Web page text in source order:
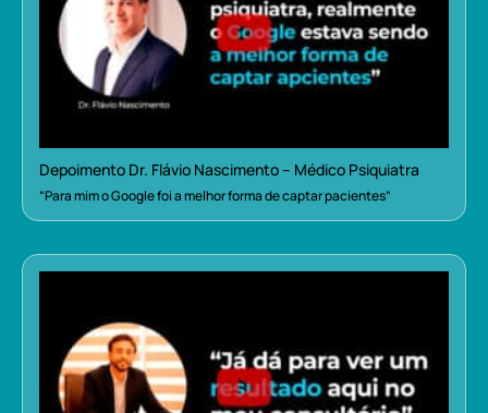
Depoimento Dr. Flávio Nascimento – Médico Psiquiatra
“Para mim o Google foi a melhor forma de captar pacientes”